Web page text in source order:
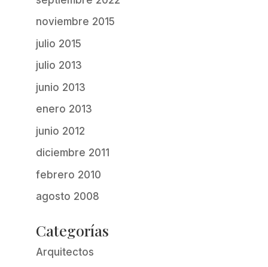
noviembre 2015
julio 2015
julio 2013
junio 2013
enero 2013
junio 2012
diciembre 2011
febrero 2010
agosto 2008
Categorías
Arquitectos